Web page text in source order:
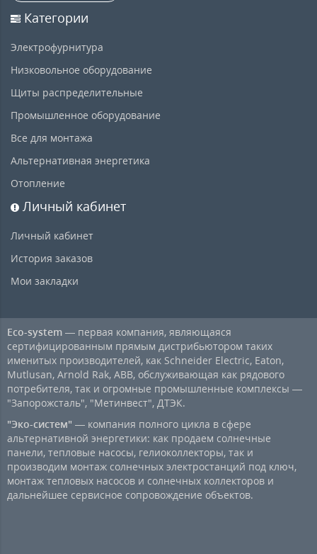
Категории
Электрофурнитура
Низковольное оборудование
Щиты распределительные
Промышленное оборудование
Все для монтажа
Альтернативная энергетика
Отопление
Личный кабинет
Личный кабинет
История заказов
Мои закладки
Eco-system — первая компания, являющаяся
сертифицированным прямым дистрибьютором таких
именитых производителей, как Schneider Electric, Eaton,
Mutlusan, Arnold Rak, ABB, обслуживающая как рядового
потребителя, так и огромные промышленные комплексы —
"Запорожсталь", "Метинвест", ДТЭК.
"Эко-систем" — компания полного цикла в сфере
альтернативной энергетики: как продаем солнечные
панели, тепловые насосы, гелиоколлекторы, так и
производим монтаж солнечных электростанций под ключ,
монтаж тепловых насосов и солнечных коллекторов и
дальнейшее сервисное сопровождение объектов.